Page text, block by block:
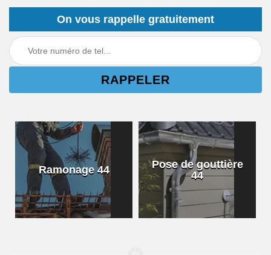
On vous rappelle gratuitement
Ramonage 44
Pose de gouttière
44